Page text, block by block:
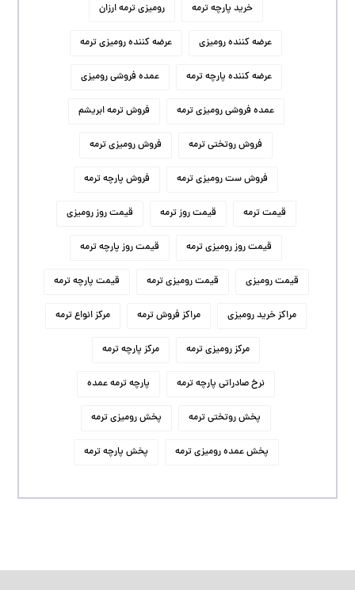
خرید پارچه ترمه رومیزی ترمه ارزان
عرضه کننده رومیزی عرضه کننده رومیزی ترمه
عرضه کننده پارچه ترمه عمده فروشی رومیزی
عمده فروشی رومیزی ترمه فروش ترمه ابریشم
فروش روتختی ترمه فروش رومیزی ترمه
فروش ست رومیزی ترمه فروش پارچه ترمه
قیمت ترمه قیمت روز ترمه قیمت روز رومیزی
قیمت روز رومیزی ترمه قیمت روز پارچه ترمه
قیمت رومیزی قیمت رومیزی ترمه قیمت پارچه ترمه
مراکز خرید رومیزی مراکز فروش ترمه مرکز انواع ترمه
مرکز رومیزی ترمه مرکز پارچه ترمه
نرخ صادراتی پارچه ترمه پارچه ترمه عمده
پخش روتختی ترمه پخش رومیزی ترمه
پخش عمده رومیزی ترمه پخش پارچه ترمه